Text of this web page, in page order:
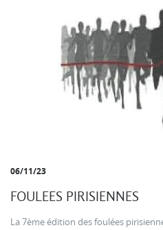
06/11/23
FOULEES PIRISIENNES
La 7ème édition des foulées